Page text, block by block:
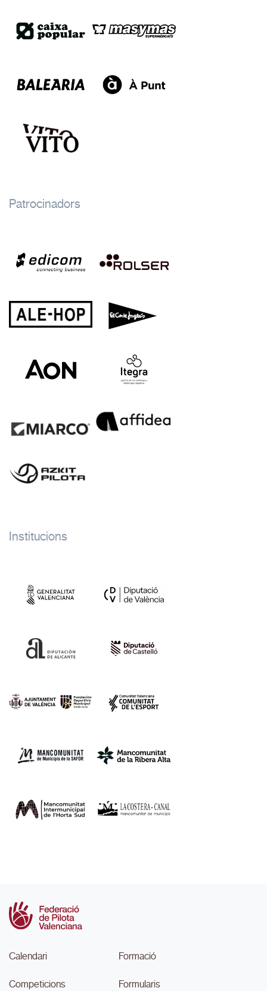
Patrocinadors
Institucions
Calendari
Competicions
Formació
Formularis